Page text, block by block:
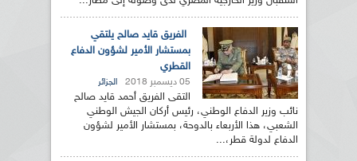
الفريق قايد صالح يلتقي
بمستشار الأمير لشؤون الدفاع
القطري
05 ديسمبر 2018 الجزائر
التقى الفريق أحمد قايد صالح
نائب وزير الدفاع الوطني، رئيس أركان الجيش الوطني
الشعبي، هذا الأربعاء بالدوحة، بمستشار الأمير لشؤون
الدفاع لدولة قطر،...